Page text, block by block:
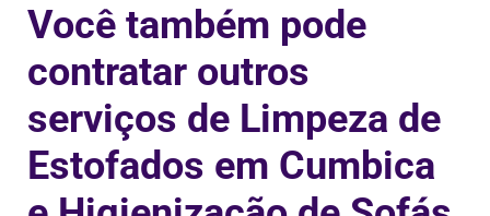
Você também pode
contratar outros
serviços de Limpeza de
Estofados em Cumbica